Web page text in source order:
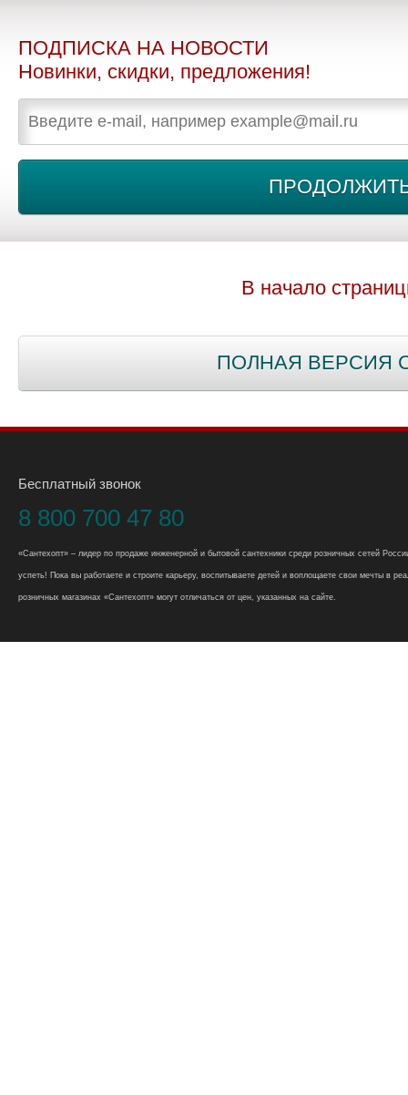
ПОДПИСКА НА НОВОСТИ
Новинки, скидки, предложения!
В начало
ПОЛНАЯ ВЕРСИЯ
Бесплатный звонок
8 800 700 47 80
«Сантехопт» – лидер по продаже инженерной и бытовой сантехники среди розничных сетей
успеть! Пока вы работаете и строите карьеру, воспитываете детей и воплощаете свои мечты в
розничных магазинах «Сантехопт» могут отличаться от цен, указанных на сайте.